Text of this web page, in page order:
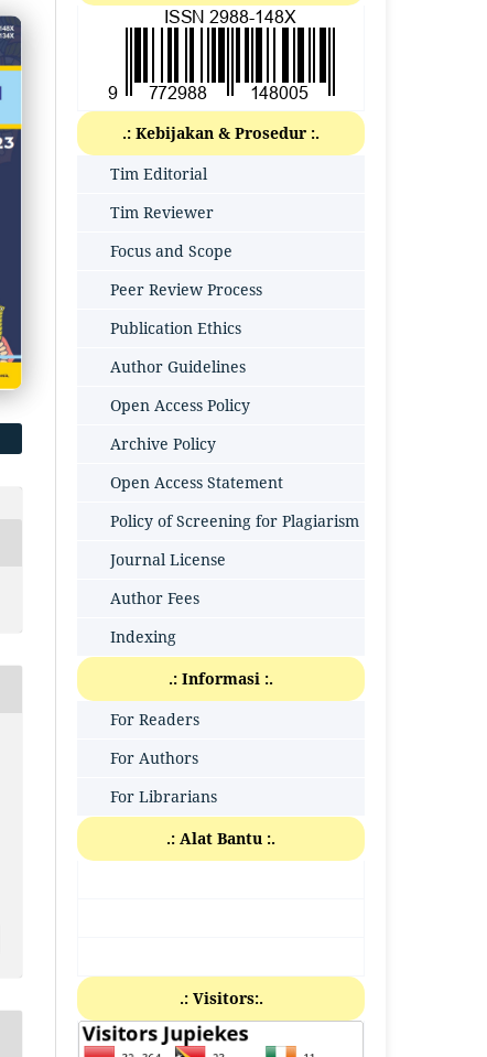
.: Kebijakan & Prosedur :.
Tim Editorial
Tim Reviewer
Focus and Scope
Peer Review Process
Publication Ethics
Author Guidelines
Open Access Policy
Archive Policy
Open Access Statement
Policy of Screening for Plagiarism
Journal License
Author Fees
Indexing
.: Informasi :.
For Readers
For Authors
For Librarians
.: Alat Bantu :.
.: Visitors:.